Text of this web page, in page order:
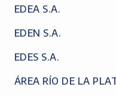
EDEA S.A.
EDEN S.A.
EDES S.A.
ÁREA RÍO DE LA